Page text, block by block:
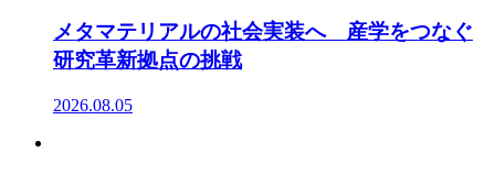
メタマテリアルの社会実装へ 産学をつなぐ
研究革新拠点の挑戦
2026.08.05